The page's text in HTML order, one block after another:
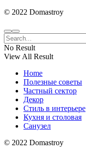
© 2022 Domastroy
No Result
View All Result
Home
Полезные советы
Частный сектор
Декор
Стиль в интерьере
Кухня и столовая
Санузел
© 2022 Domastroy